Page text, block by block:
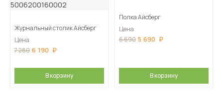
Журнальный столик Айсберг
Цена
7 280 6 190
В корзину
Полка Айсберг
Цена
6 690 5 690
В корзину